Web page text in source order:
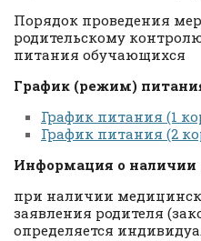
Порядок проведения
родительскому
питания обучающихся
График (режим)
График питания (1
График питания (2
Информация о наличии
при наличии
заявления родителя
определяется